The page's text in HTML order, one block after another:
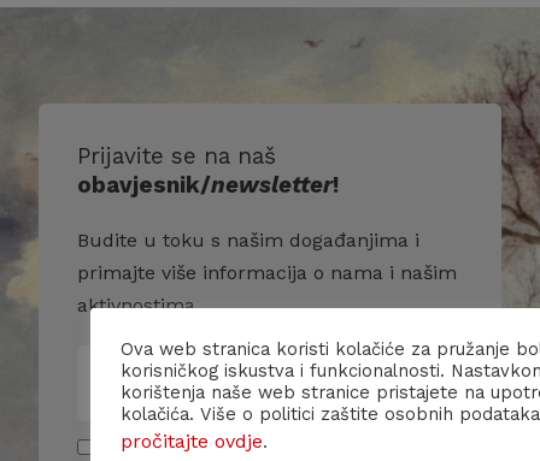
Prijavite se na naš
obavjesnik/newsletter!
Budite u toku s našim događanjima i
primajte više informacija o nama i našim
aktivnostima.
Pročitao/la sam i slažem se sa pravilima
Ova web stranica koristi kolačiće za pružanje
korisničkog iskustva i funkcionalnosti.
korištenja naše web stranice pristajete na
kolačića. Više o politici zaštite osobnih podataka
pročitajte ovdje.